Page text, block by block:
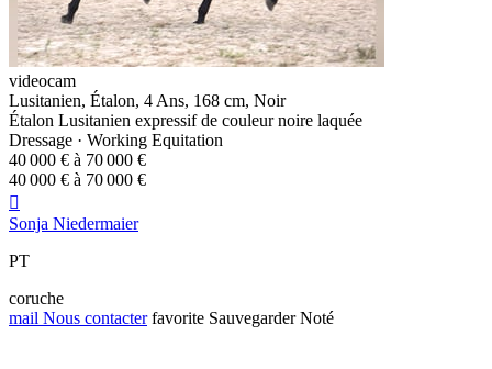
videocam
Lusitanien, Étalon, 4 Ans, 168 cm, Noir
Étalon Lusitanien expressif de couleur noire laquée
Dressage · Working Equitation
40 000 € à 70 000 €
40 000 € à 70 000 €

Sonja Niedermaier
PT
coruche
mail Nous contacter favorite Sauvegarder Noté